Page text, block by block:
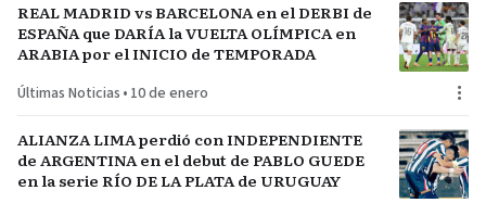
REAL MADRID vs BARCELONA en el DERBI de
ESPAÑA que DARÍA la VUELTA OLÍMPICA en
ARABIA por el INICIO de TEMPORADA
Últimas Noticias • 10 de enero
ALIANZA LIMA perdió con INDEPENDIENTE
de ARGENTINA en el debut de PABLO GUEDE
en la serie RÍO DE LA PLATA de URUGUAY